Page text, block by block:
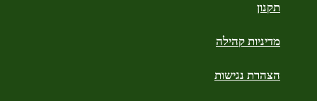
תקנון
מדיניות קהילה
הצהרת נגישות